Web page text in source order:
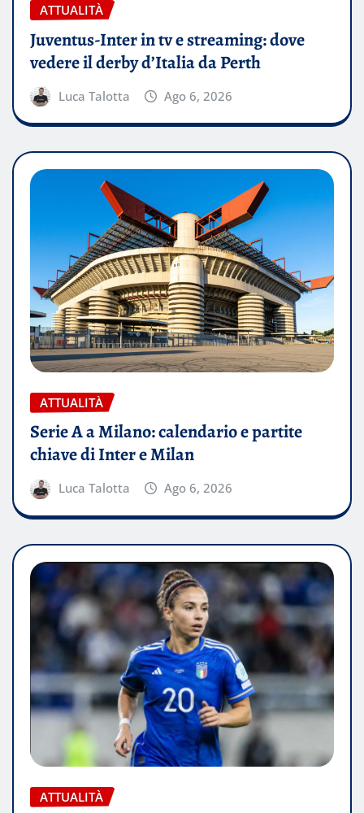
ATTUALITÀ
Juventus-Inter in tv e streaming: dove
vedere il derby d’Italia da Perth
Luca Talotta Ago 6, 2026
ATTUALITÀ
Serie A a Milano: calendario e partite
chiave di Inter e Milan
Luca Talotta Ago 6, 2026
ATTUALITÀ